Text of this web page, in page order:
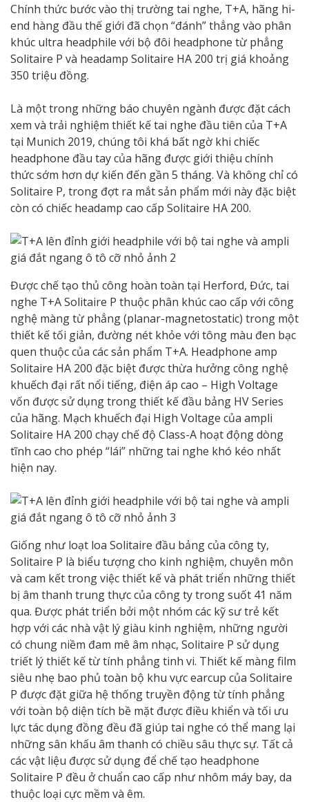
Chính thức bước vào thị trường tai nghe, T+A, hãng hi-
end hàng đầu thế giới đã chọn “đánh” thẳng vào phân
khúc ultra headphile với bộ đôi headphone từ phẳng
Solitaire P và headamp Solitaire HA 200 trị giá khoảng
350 triệu đồng.
Là một trong những báo chuyên ngành được đặt cách
xem và trải nghiệm thiết kế tai nghe đầu tiên của T+A
tại Munich 2019, chúng tôi khá bất ngờ khi chiếc
headphone đầu tay của hãng được giới thiệu chính
thức sớm hơn dự kiến đến gần 5 tháng. Và không chỉ có
Solitaire P, trong đợt ra mắt sản phẩm mới này đặc biệt
còn có chiếc headamp cao cấp Solitaire HA 200.
Được chế tạo thủ công hoàn toàn tại Herford, Đức, tai
nghe T+A Solitaire P thuộc phân khúc cao cấp với công
nghệ màng từ phẳng (planar-magnetostatic) trong một
thiết kế tối giản, đường nét khỏe với tông màu đen bạc
quen thuộc của các sản phẩm T+A. Headphone amp
Solitaire HA 200 đặc biệt được thừa hưởng công nghệ
khuếch đại rất nổi tiếng, điện áp cao – High Voltage
vốn được sử dụng trong thiết kế đầu bảng HV Series
của hãng. Mạch khuếch đại High Voltage của ampli
Solitaire HA 200 chạy chế độ Class-A hoạt động dòng
tĩnh cao cho phép “lái” những tai nghe khó kéo nhất
hiện nay.
Giống như loạt loa Solitaire đầu bảng của công ty,
Solitaire P là biểu tượng cho kinh nghiệm, chuyên môn
và cam kết trong việc thiết kế và phát triển những thiết
bị âm thanh trung thực của công ty trong suốt 41 năm
qua. Được phát triển bởi một nhóm các kỹ sư trẻ kết
hợp với các nhà vật lý giàu kinh nghiệm, những người
có chung niềm đam mê âm nhạc, Solitaire P sử dụng
triết lý thiết kế từ tính phẳng tinh vi. Thiết kế màng film
siêu nhẹ bao phủ toàn bộ khu vực earcup của Solitaire
P được đặt giữa hệ thống truyền động từ tính phẳng
với toàn bộ diện tích bề mặt được điều khiển và tối ưu
lực tác dụng đồng đều đã giúp tai nghe có thể mang lại
những sân khấu âm thanh có chiều sâu thực sự. Tất cả
các vật liệu được sử dụng để chế tạo headphone
Solitaire P đều ở chuẩn cao cấp như nhôm máy bay, da
thuộc loại cực mềm và êm.